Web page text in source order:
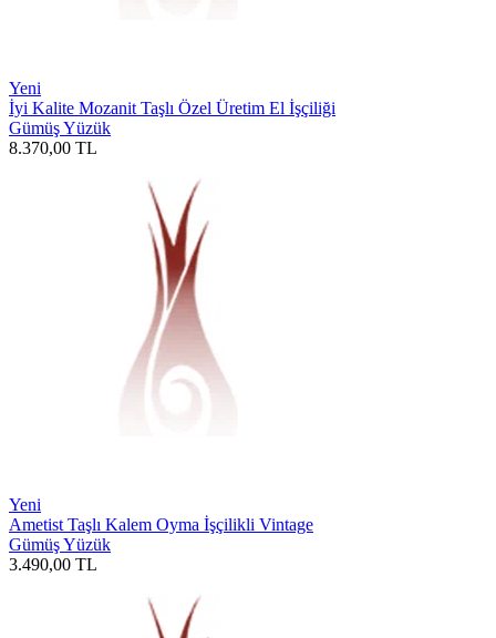
Yeni
İyi Kalite Mozanit Taşlı Özel Üretim El İşçiliği
Gümüş Yüzük
8.370,00 TL
Yeni
Ametist Taşlı Kalem Oyma İşçilikli Vintage
Gümüş Yüzük
3.490,00 TL